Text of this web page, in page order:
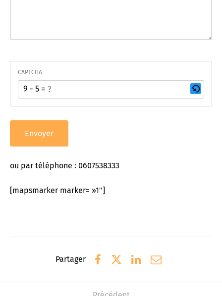
CAPTCHA
9 - 5 = ?
de
vérifier
vous
bien
ou par téléphone : 0607538333
[mapsmarker marker= »1″]
Partager